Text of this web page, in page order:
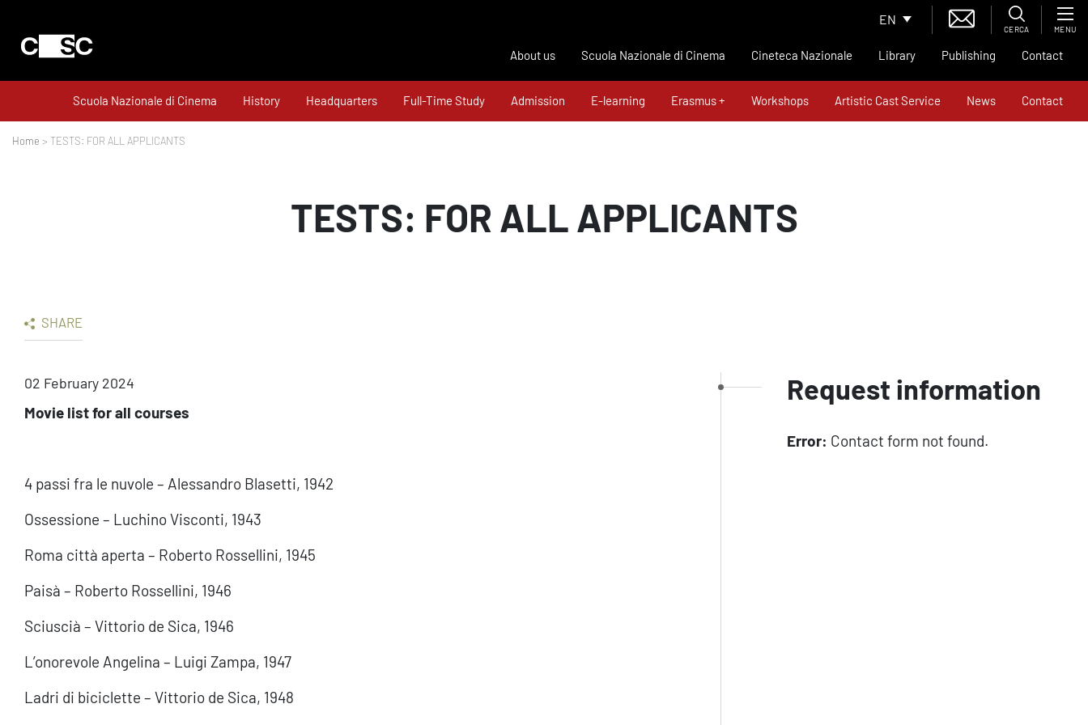
EN
CERCA MENU
About us Scuola Nazionale di Cinema Cineteca Nazionale Library Publishing Contact
Scuola Nazionale di Cinema History Headquarters Full-Time Study Admission E-learning Erasmus + Workshops Artistic Cast Service News Contact
Home > TESTS: FOR ALL APPLICANTS
TESTS: FOR ALL APPLICANTS
SHARE
02 February 2024
Movie list for all courses
4 passi fra le nuvole – Alessandro Blasetti, 1942
Ossessione – Luchino Visconti, 1943
Roma città aperta – Roberto Rossellini, 1945
Paisà – Roberto Rossellini, 1946
Sciuscià – Vittorio de Sica, 1946
L’onorevole Angelina – Luigi Zampa, 1947
Ladri di biciclette – Vittorio de Sica, 1948
Request information
Error: Contact form not found.